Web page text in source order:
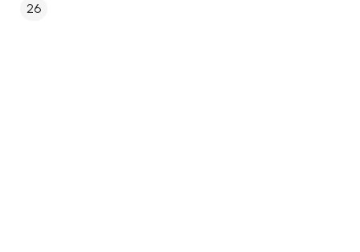
26